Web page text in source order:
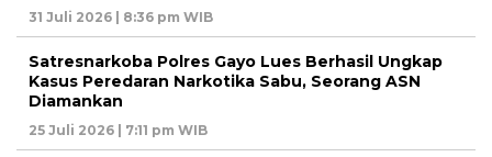
31 Juli 2026 | 8:36 pm WIB
Satresnarkoba Polres Gayo Lues Berhasil Ungkap
Kasus Peredaran Narkotika Sabu, Seorang ASN
Diamankan
25 Juli 2026 | 7:11 pm WIB